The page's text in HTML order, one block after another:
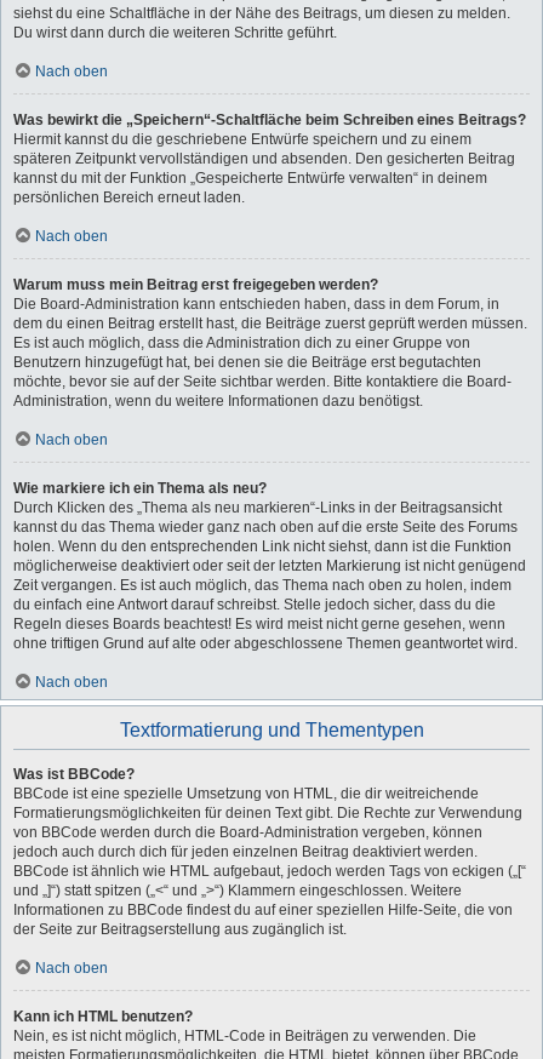
siehst du eine Schaltfläche in der Nähe des Beitrags, um diesen zu melden.
Du wirst dann durch die weiteren Schritte geführt.
Nach oben
Was bewirkt die „Speichern“-Schaltfläche beim Schreiben eines Beitrags?
Hiermit kannst du die geschriebene Entwürfe speichern und zu einem
späteren Zeitpunkt vervollständigen und absenden. Den gesicherten Beitrag
kannst du mit der Funktion „Gespeicherte Entwürfe verwalten“ in deinem
persönlichen Bereich erneut laden.
Nach oben
Warum muss mein Beitrag erst freigegeben werden?
Die Board-Administration kann entschieden haben, dass in dem Forum, in
dem du einen Beitrag erstellt hast, die Beiträge zuerst geprüft werden müssen.
Es ist auch möglich, dass die Administration dich zu einer Gruppe von
Benutzern hinzugefügt hat, bei denen sie die Beiträge erst begutachten
möchte, bevor sie auf der Seite sichtbar werden. Bitte kontaktiere die Board-
Administration, wenn du weitere Informationen dazu benötigst.
Nach oben
Wie markiere ich ein Thema als neu?
Durch Klicken des „Thema als neu markieren“-Links in der Beitragsansicht
kannst du das Thema wieder ganz nach oben auf die erste Seite des Forums
holen. Wenn du den entsprechenden Link nicht siehst, dann ist die Funktion
möglicherweise deaktiviert oder seit der letzten Markierung ist nicht genügend
Zeit vergangen. Es ist auch möglich, das Thema nach oben zu holen, indem
du einfach eine Antwort darauf schreibst. Stelle jedoch sicher, dass du die
Regeln dieses Boards beachtest! Es wird meist nicht gerne gesehen, wenn
ohne triftigen Grund auf alte oder abgeschlossene Themen geantwortet wird.
Nach oben
Textformatierung und Thementypen
Was ist BBCode?
BBCode ist eine spezielle Umsetzung von HTML, die dir weitreichende
Formatierungsmöglichkeiten für deinen Text gibt. Die Rechte zur Verwendung
von BBCode werden durch die Board-Administration vergeben, können
jedoch auch durch dich für jeden einzelnen Beitrag deaktiviert werden.
BBCode ist ähnlich wie HTML aufgebaut, jedoch werden Tags von eckigen („[“
und „]“) statt spitzen („<“ und „>“) Klammern eingeschlossen. Weitere
Informationen zu BBCode findest du auf einer speziellen Hilfe-Seite, die von
der Seite zur Beitragserstellung aus zugänglich ist.
Nach oben
Kann ich HTML benutzen?
Nein, es ist nicht möglich, HTML-Code in Beiträgen zu verwenden. Die
meisten Formatierungsmöglichkeiten, die HTML bietet, können über BBCode